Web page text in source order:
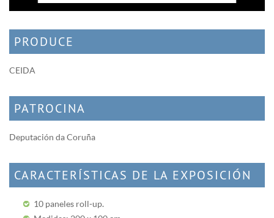
PRODUCE
CEIDA
PATROCINA
Deputación da Coruña
CARACTERÍSTICAS DE LA EXPOSICIÓN
10 paneles roll-up.